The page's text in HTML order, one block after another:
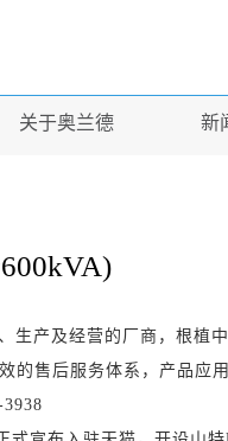
关于奥兰德 新
生产及经营的厂商，根植
的售后服务体系，产品应